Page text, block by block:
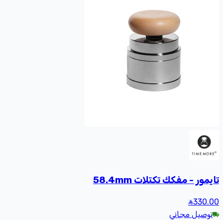
تايمور - مفكك تكتلات 58.4mm
330.00
توصيل مجاني